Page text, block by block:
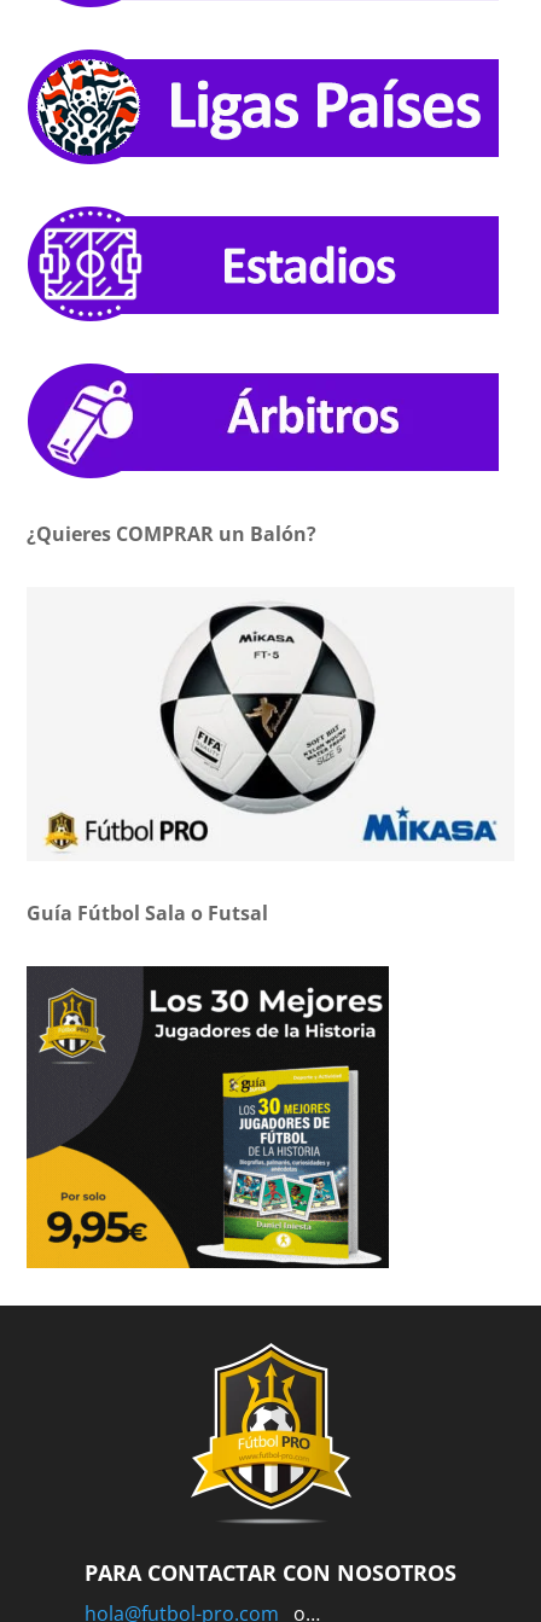
¿Quieres COMPRAR un Balón?
Guía Fútbol Sala o Futsal
PARA CONTACTAR CON NOSOTROS
hola@futbol-pro.com o…